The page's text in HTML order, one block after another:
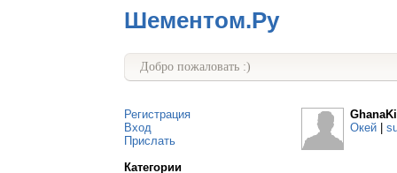
Шементом.Ру
Добро пожаловать :)
Регистрация
Вход
Прислать
Категории
Окей